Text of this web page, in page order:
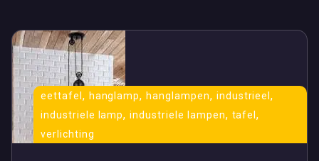
eettafel, hanglamp,hanglampen, industrieel,
industriele lamp,industriele lampen, tafel,
verlichting